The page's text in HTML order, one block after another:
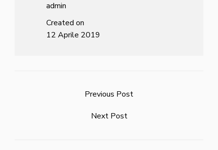
admin
Created on
12 Aprile 2019
Previous Post
Next Post